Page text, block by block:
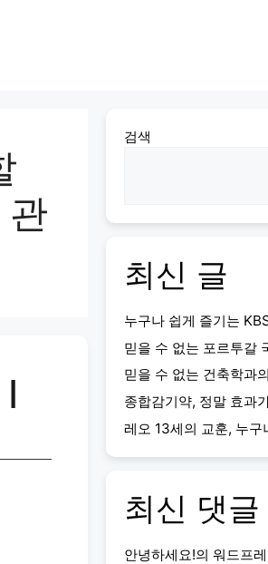
|
검색
최신 글
누구나 쉽게 즐기는
믿을 수 없는 포르투갈
믿을 수 없는 건축학과
종합감기약, 정말 효과
레오 13세의 교훈, 누구
최신 댓글
안녕하세요!의 워드프